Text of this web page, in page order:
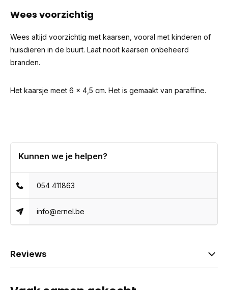
Wees voorzichtig
Wees altijd voorzichtig met kaarsen, vooral met kinderen of
huisdieren in de buurt. Laat nooit kaarsen onbeheerd
branden.
Het kaarsje meet 6 x 4,5 cm. Het is gemaakt van paraffine.
Kunnen we je helpen?
054 411863
info@ernel.be
Reviews